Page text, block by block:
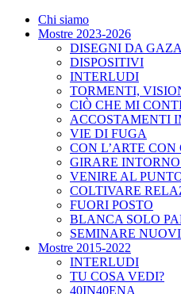
Chi siamo
Mostre 2023-2026
DISEGNI DA GAZA
DISPOSITIVI
INTERLUDI
TORMENTI,
CIÒ CHE MI
ACCOSTAMENTI
VIE DI FUGA
CON L’ARTE
GIRARE
VENIRE AL
COLTIVARE
FUORI POSTO
BLANCA SOLO
SEMINARE
Mostre 2015-2022
INTERLUDI
TU COSA VEDI?
40IN40ENA